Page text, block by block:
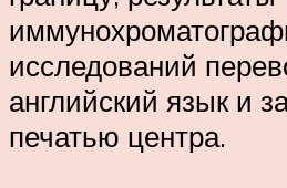
исследований
английский язык и
печатью центра.